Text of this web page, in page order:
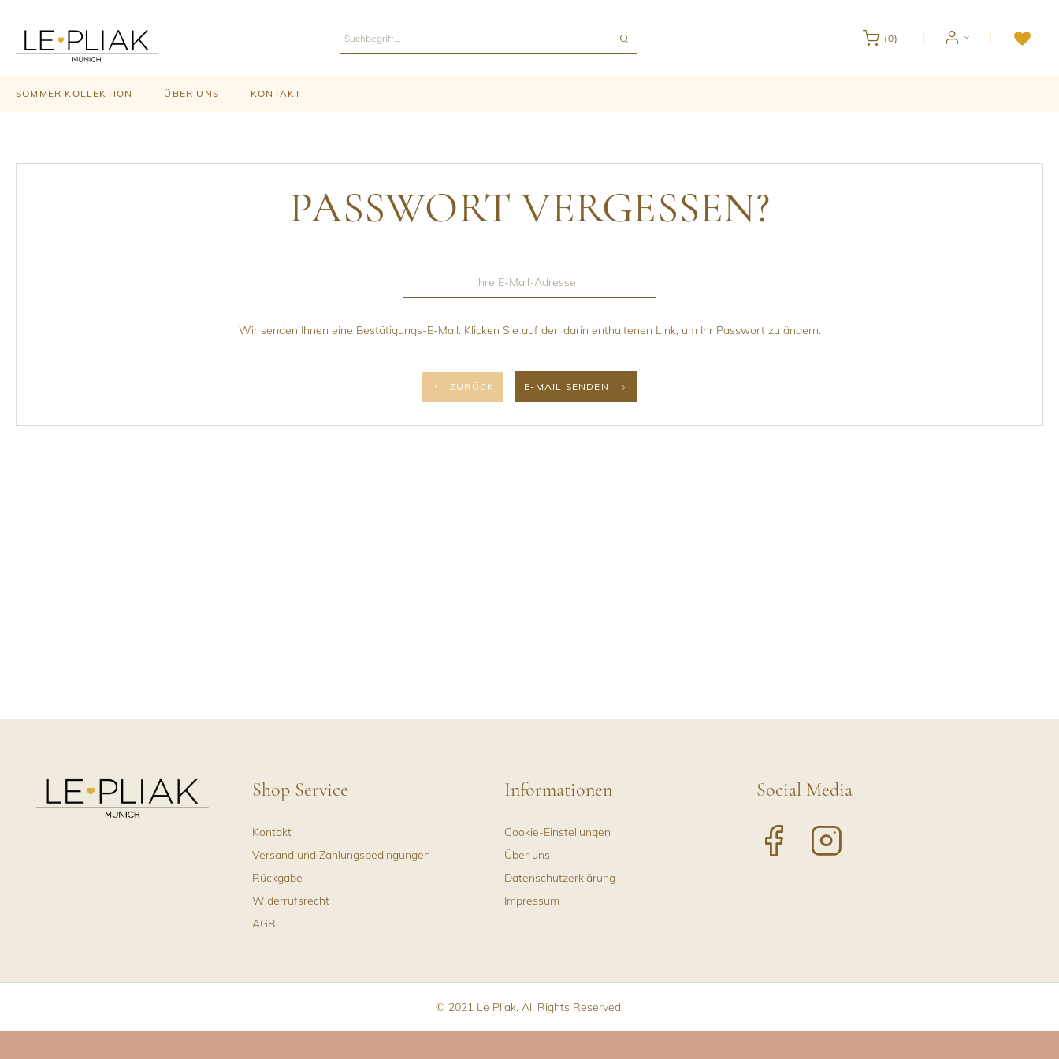
(0)
SOMMER KOLLEKTION ÜBER UNS KONTAKT
PASSWORT VERGESSEN?
Wir senden Ihnen eine Bestätigungs-E-Mail. Klicken Sie auf den darin enthaltenen Link, um Ihr Passwort zu ändern.
ZURÜCK E-MAIL SENDEN
Shop Service
Kontakt
Versand und Zahlungsbedingungen
Rückgabe
Widerrufsrecht
AGB
Informationen
Cookie-Einstellungen
Über uns
Datenschutzerklärung
Impressum
Social Media
© 2021 Le Pliak. All Rights Reserved.